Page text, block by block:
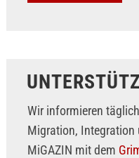
Wir informieren
Migration, Integration
MiGAZIN mit dem